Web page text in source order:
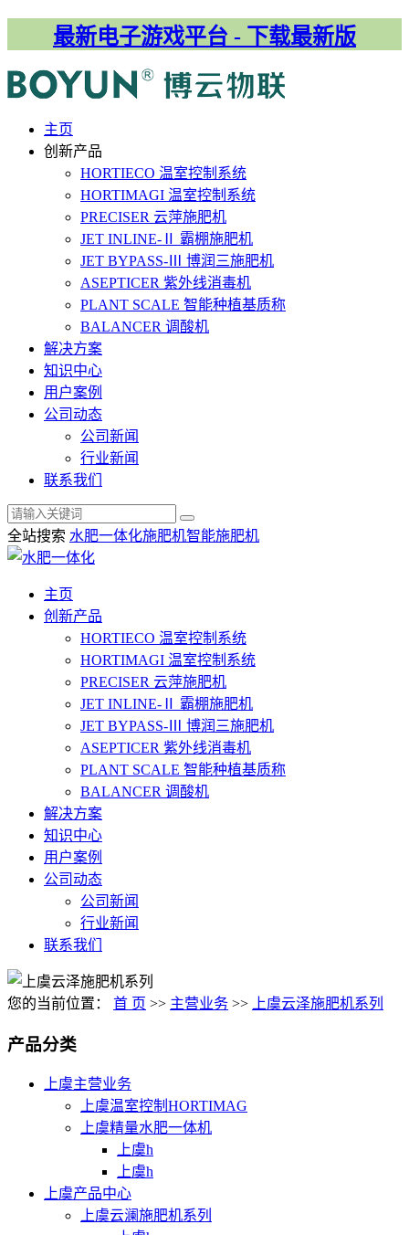
最新电子游戏平台 - 下载最新版
主⻚
创新产品
HORTIECO 温室控制系统
HORTIMAGI 温室控制系统
PRECISER 云萍施肥机
JET INLINE-Ⅱ 霸棚施肥机
JET BYPASS-Ⅲ 博润三施肥机
ASEPTICER 紫外线消毒机
PLANT SCALE 智能种植基质称
BALANCER 调酸机
解决⽅案
知识中心
用户案例
公司动态
公司新闻
行业新闻
联系我们
全站搜索 水肥一体化施肥机智能施肥机
主页
创新产品
HORTIECO 温室控制系统
HORTIMAGI 温室控制系统
PRECISER 云萍施肥机
JET INLINE-Ⅱ 霸棚施肥机
JET BYPASS-Ⅲ 博润三施肥机
ASEPTICER 紫外线消毒机
PLANT SCALE 智能种植基质称
BALANCER 调酸机
解决方案
知识中心
用户案例
公司动态
公司新闻
行业新闻
联系我们
您的当前位置： 首 页 >> 主营业务 >> 上虞云泽施肥机系列
产品分类
上虞主营业务
上虞温室控制HORTIMAG
上虞精量水肥一体机
上虞h
上虞h
上虞产品中心
上虞云澜施肥机系列